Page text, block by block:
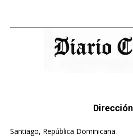
Dirección
Santiago, República Dominicana.